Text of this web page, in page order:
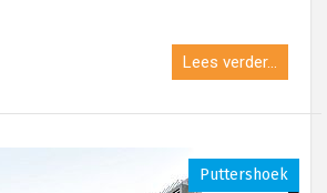
Lees verder...
Puttershoek